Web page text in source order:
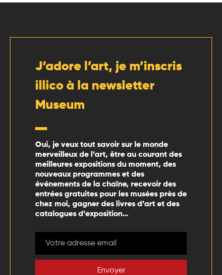
J’adore l’art, je m’inscris
illico à la newsletter
Museum
Oui, je veux tout savoir sur le monde
merveilleux de l’art, être au courant des
meilleures expositions du moment, des
nouveaux programmes et des
événements de la chaîne, recevoir des
entrées gratuites pour les musées près de
chez moi, gagner des livres d’art et des
catalogues d’exposition…
Envoyer